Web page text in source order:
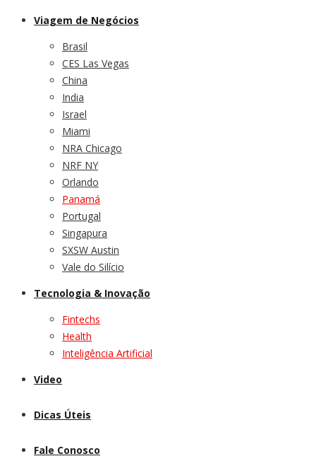
Viagem de Negócios
Brasil
CES Las Vegas
China
India
Israel
Miami
NRA Chicago
NRF NY
Orlando
Panamá
Portugal
Singapura
SXSW Austin
Vale do Silício
Tecnologia & Inovação
Fintechs
Health
Inteligência Artificial
Video
Dicas Úteis
Fale Conosco